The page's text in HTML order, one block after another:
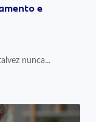
e
nunca...